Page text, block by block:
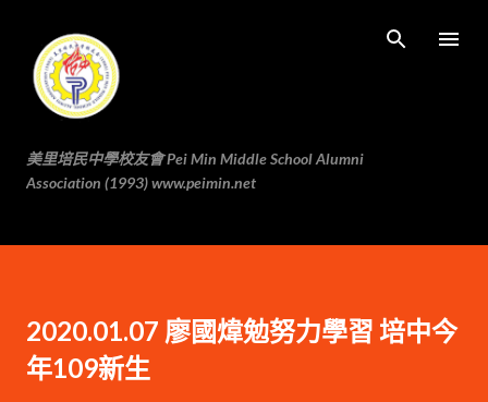
美里培民中學校友會 Pei Min Middle School Alumni
Association (1993) www.peimin.net
2020.01.07 廖國煒勉努力學習 培中今
年109新生